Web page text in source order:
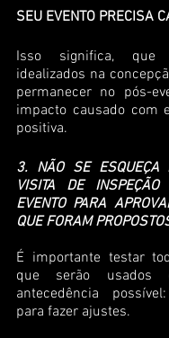
SEU EVENTO PRECISA
Isso significa, que
idealizados na
permanecer no pós-
impacto causado com
positiva.
3. NÃO SE ESQUEÇA
VISITA DE
EVENTO PARA
QUE FORAM
É importante testar
que serão
antecedência
para fazer ajustes.